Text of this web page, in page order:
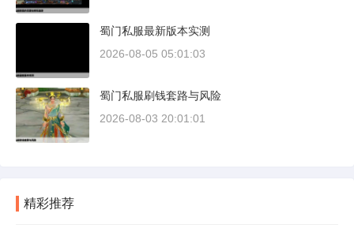
蜀门私服最新版本实测
2026-08-05 05:01:03
蜀门私服刷钱套路与风险
2026-08-03 20:01:01
精彩推荐